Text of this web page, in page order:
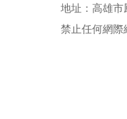
地址：高雄
禁止任何網際